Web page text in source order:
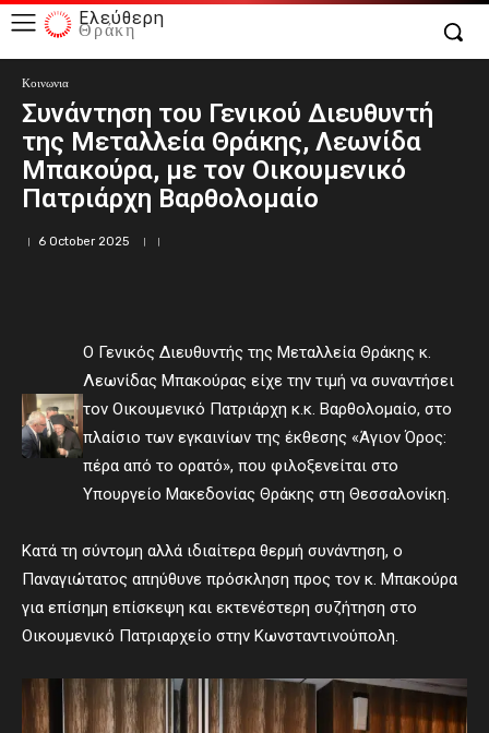
Ελεύθερη
Θράκη
Κοινωνια
Συνάντηση του Γενικού Διευθυντή
της Μεταλλεία Θράκης, Λεωνίδα
Μπακούρα, με τον Οικουμενικό
Πατριάρχη Βαρθολομαίο
6 October 2025
Ο Γενικός Διευθυντής της Μεταλλεία Θράκης κ.
Λεωνίδας Μπακούρας είχε την τιμή να συναντήσει
τον Οικουμενικό Πατριάρχη κ.κ. Βαρθολομαίο, στο
πλαίσιο των εγκαινίων της έκθεσης «Άγιον Όρος:
πέρα από το ορατό», που φιλοξενείται στο
Υπουργείο Μακεδονίας Θράκης στη Θεσσαλονίκη.
Κατά τη σύντομη αλλά ιδιαίτερα θερμή συνάντηση, ο
Παναγιώτατος απηύθυνε πρόσκληση προς τον κ. Μπακούρα
για επίσημη επίσκεψη και εκτενέστερη συζήτηση στο
Οικουμενικό Πατριαρχείο στην Κωνσταντινούπολη.